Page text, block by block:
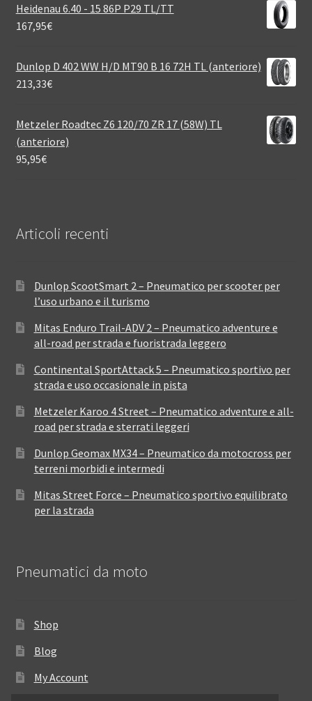
Heidenau 6.40 - 15 86P P29 TL/TT
167,95€
Dunlop D 402 WW H/D MT90 B 16 72H TL (anteriore)
213,33€
Metzeler Roadtec Z6 120/70 ZR 17 (58W) TL
(anteriore)
95,95€
Articoli recenti
Dunlop ScootSmart 2 – Pneumatico per scooter per
l’uso urbano e il turismo
Mitas Enduro Trail-ADV 2 – Pneumatico adventure e
all-road per strada e fuoristrada leggero
Continental SportAttack 5 – Pneumatico sportivo per
strada e uso occasionale in pista
Metzeler Karoo 4 Street – Pneumatico adventure e all-
road per strada e sterrati leggeri
Dunlop Geomax MX34 – Pneumatico da motocross per
terreni morbidi e intermedi
Mitas Street Force – Pneumatico sportivo equilibrato
per la strada
Pneumatici da moto
Shop
Blog
My Account